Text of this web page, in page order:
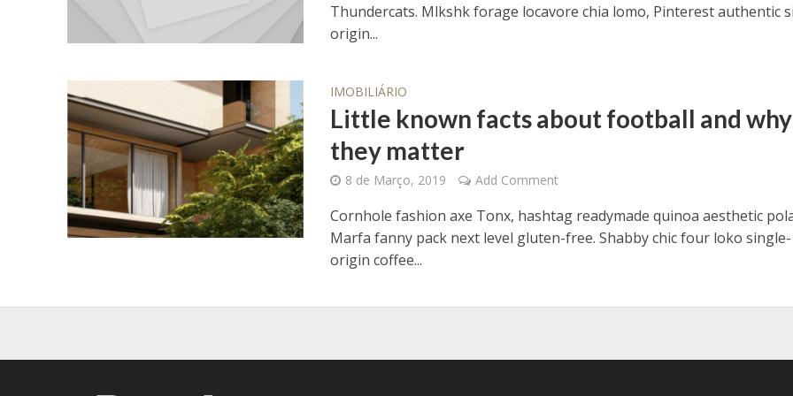
Thundercats. Mlkshk forage locavore chia lomo, Pinterest authentic
origin...
IMOBILIÁRIO
Little known facts about football and why
they matter
8 de Março, 2019 Add Comment
Cornhole fashion axe Tonx, hashtag readymade quinoa aesthetic
Marfa fanny pack next level gluten-free. Shabby chic four loko single-
origin coffee...